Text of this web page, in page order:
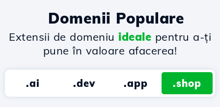
Domenii Populare
Extensii de domeniu ideale pentru a-ți
pune în valoare afacerea!
.ai .dev .app .shop